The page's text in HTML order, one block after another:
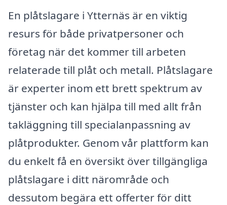
En plåtslagare i Ytternäs är en viktig
resurs för både privatpersoner och
företag när det kommer till arbeten
relaterade till plåt och metall. Plåtslagare
är experter inom ett brett spektrum av
tjänster och kan hjälpa till med allt från
takläggning till specialanpassning av
plåtprodukter. Genom vår plattform kan
du enkelt få en översikt över tillgängliga
plåtslagare i ditt närområde och
dessutom begära ett offerter för ditt